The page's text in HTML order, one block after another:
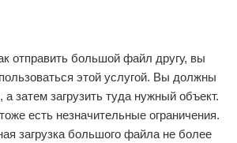
отправить большой файл другу, вы
этой услугой. Вы должны
а затем загрузить туда нужный объект.
есть незначительные ограничения.
загрузка большого файла не более